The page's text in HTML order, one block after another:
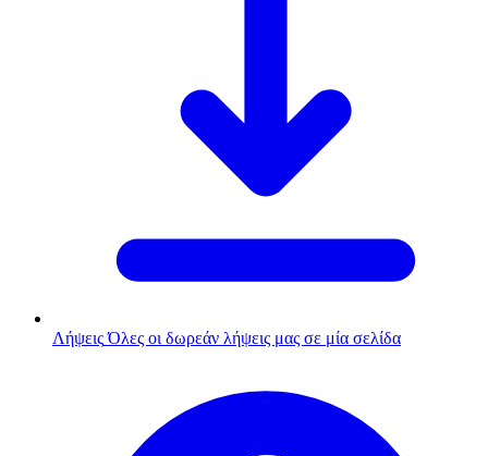
Λήψεις Όλες οι δωρεάν λήψεις μας σε μία σελίδα